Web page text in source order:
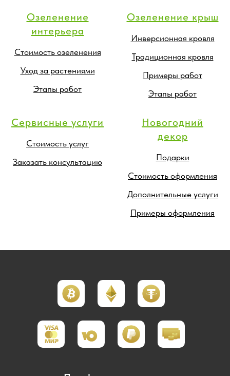
Озеленение
интерьера
Стоимость озеленения
Уход за растениями
Этапы работ
Озеленение крыш
Инверсионная кровля
Традиционная кровля
Примеры работ
Этапы работ
Сервисные услуги
Стоимость услуг
Заказать консультацию
Новогодний
декор
Подарки
Стоимость оформления
Дополнительные услуги
Примеры оформления